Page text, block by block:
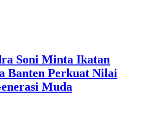
Soni Minta Ikatan
Banten Perkuat Nilai
Muda